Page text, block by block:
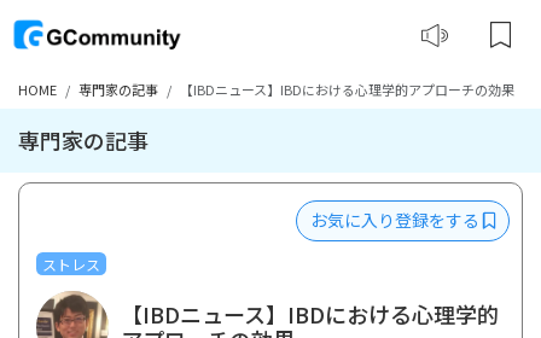
HOME 専門家の記事 【IBDニュース】IBDにおける心理学的アプローチの効果
専門家の記事
ストレス
お気に入り登録をする
【IBDニュース】IBDにおける心理学的